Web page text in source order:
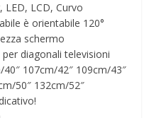
LCD, Curvo
è orientabile 120°
schermo
diagonali televisioni
107cm/42″ 109cm/43″
50″ 132cm/52″